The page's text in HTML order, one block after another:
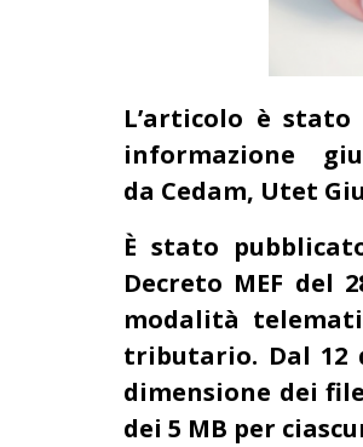
L’articolo è
informazione
da Cedam, Utet
È stato
Decreto MEF del
modalità
tributario. Dal 12
dimensione dei
dei 5 MB per